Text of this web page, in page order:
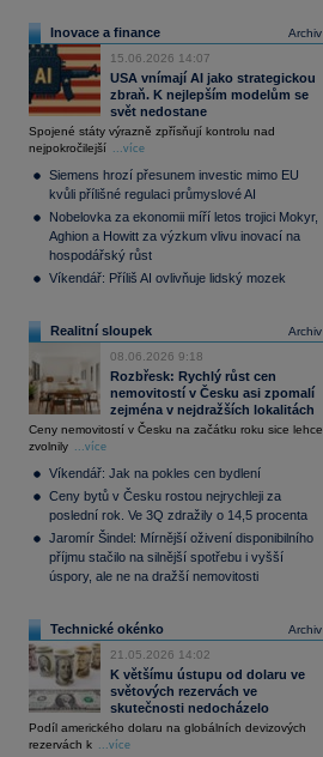
Archiv
Inovace a finance
15.06.2026 14:07
USA vnímají AI jako strategickou
zbraň. K nejlepším modelům se
svět nedostane
Spojené státy výrazně zpřísňují kontrolu nad
nejpokročilejší
...více
Siemens hrozí přesunem investic mimo EU
kvůli přílišné regulaci průmyslové AI
Nobelovka za ekonomii míří letos trojici Mokyr,
Aghion a Howitt za výzkum vlivu inovací na
hospodářský růst
Víkendář: Příliš AI ovlivňuje lidský mozek
Archiv
Realitní sloupek
08.06.2026 9:18
Rozbřesk: Rychlý růst cen
nemovitostí v Česku asi zpomalí
zejména v nejdražších lokalitách
Ceny nemovitostí v Česku na začátku roku sice lehce
zvolnily
...více
Víkendář: Jak na pokles cen bydlení
Ceny bytů v Česku rostou nejrychleji za
poslední rok. Ve 3Q zdražily o 14,5 procenta
Jaromír Šindel: Mírnější oživení disponibilního
příjmu stačilo na silnější spotřebu i vyšší
úspory, ale ne na dražší nemovitosti
Archiv
Technické okénko
21.05.2026 14:02
K většímu ústupu od dolaru ve
světových rezervách ve
skutečnosti nedocházelo
Podíl amerického dolaru na globálních devizových
rezervách k
...více